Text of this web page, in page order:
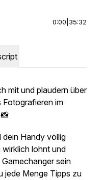
0:00 35:32
mit und plaudern über
Fotografieren im
dein Handy völlig
lohnt und
sein
jede Menge Tipps zu